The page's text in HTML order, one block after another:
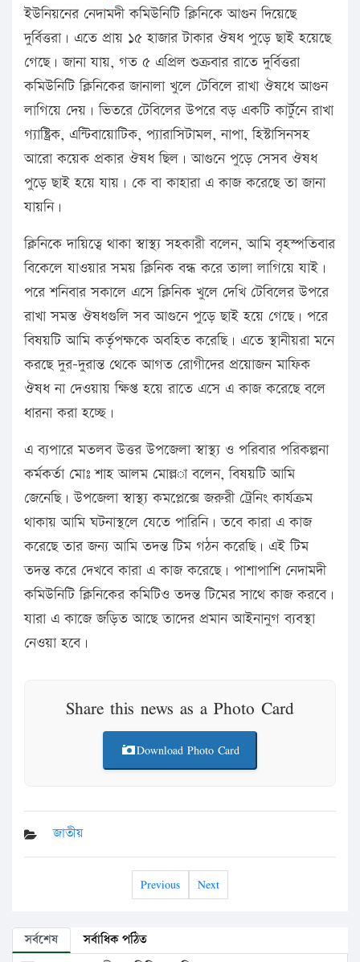
ইউনিয়নের নেদামদী কমিউনিটি ক্লিনিকে আগুন দিয়েছে
দুর্বিত্তরা। এতে প্রায় ১৫ হাজার টাকার ঔষধ পুড়ে ছাই হয়েছে
গেছে। জানা যায়, গত ৫ এপ্রিল শুক্রবার রাতে দুর্বিত্তরা
কমিউনিটি ক্লিনিকের জানালা খুলে টেবিলে রাখা ঔষধে আগুন
লাগিয়ে দেয়। ভিতরে টেবিলের উপরে বড় একটি কার্টুনে রাখা
গ্যাষ্ট্রিক, এন্টিবায়োটিক, প্যারাসিটামল, নাপা, হিস্টাসিনসহ
আরো কয়েক প্রকার ঔষধ ছিল। আগুনে পুড়ে সেসব ঔষধ
পুড়ে ছাই হয়ে যায়। কে বা কাহারা এ কাজ করেছে তা জানা
যায়নি।
ক্লিনিকে দায়িত্বে থাকা স্বাস্থ্য সহকারী বলেন, আমি বৃহস্পতিবার
বিকেলে যাওয়ার সময় ক্লিনিক বন্ধ করে তালা লাগিয়ে যাই।
পরে শনিবার সকালে এসে ক্লিনিক খুলে দেখি টেবিলের উপরে
রাখা সমস্ত ঔষধগুলি সব আগুনে পুড়ে ছাই হয়ে গেছে। পরে
বিষয়টি আমি কর্তৃপক্ষকে অবহিত করেছি। এতে স্থানীয়রা মনে
করছে দুর-দুরান্ত থেকে আগত রোগীদের প্রয়োজন মাফিক
ঔষধ না দেওয়ায় ক্ষিপ্ত হয়ে রাতে এসে এ কাজ করেছে বলে
ধারনা করা হচ্ছে।
এ ব্যপারে মতলব উত্তর উপজেলা স্বাস্থ্য ও পরিবার পরিকল্পনা
কর্মকর্তা মোঃ শাহ আলম মোল্ল­া বলেন, বিষয়টি আমি
জেনেছি। উপজেলা স্বাস্থ্য কমপ্লেক্সে জরুরী ট্রেনিং কার্যক্রম
থাকায় আমি ঘটনাস্থলে যেতে পারিনি। তবে কারা এ কাজ
করেছে তার জন্য আমি তদন্ত টিম গঠন করেছি। এই টিম
তদন্ত করে দেখবে কারা এ কাজ করেছে। পাশাপাশি নেদামদী
কমিউনিটি ক্লিনিকের কমিটিও তদন্ত টিমের সাথে কাজ করবে।
যারা এ কাজে জড়িত আছে তাদের প্রমান আইনানুগ ব্যবস্থা
নেওয়া হবে।
Share this news as a Photo Card
Download Photo Card
জাতীয়
Previous Next
সর্বশেষ সর্বাধিক পঠিত